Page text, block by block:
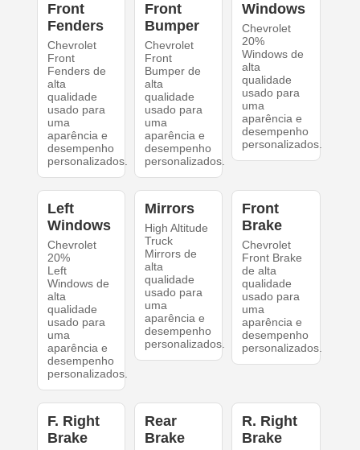
Front
Fenders
Chevrolet
Front
Fenders de
alta
qualidade
usado para
uma
aparência e
desempenho
personalizados.
Front
Bumper
Chevrolet
Front
Bumper de
alta
qualidade
usado para
uma
aparência e
desempenho
personalizados.
Windows
Chevrolet
20%
Windows de
alta
qualidade
usado para
uma
aparência e
desempenho
personalizados.
Left
Windows
Chevrolet
20%
Left
Windows de
alta
qualidade
usado para
uma
aparência e
desempenho
personalizados.
Mirrors
High Altitude
Truck
Mirrors de
alta
qualidade
usado para
uma
aparência e
desempenho
personalizados.
Front
Brake
Chevrolet
Front Brake
de alta
qualidade
usado para
uma
aparência e
desempenho
personalizados.
F. Right
Brake
Rear
Brake
R. Right
Brake